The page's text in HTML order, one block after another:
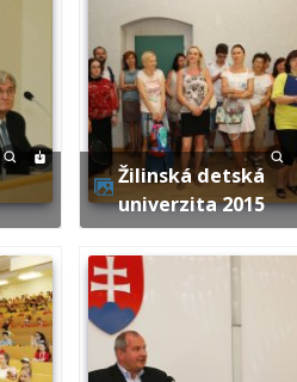
Žilinská detská
univerzita 2015